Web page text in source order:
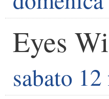
Eyes
sabato